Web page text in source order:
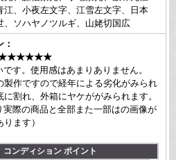
江、小夜左文字、江雪左文字、日本
、ソハヤノツルギ、山姥切国広
★★★★★★
す。使用感はあまりありません。
製作ですので経年による劣化がみられ
に割れ、外箱にヤケががみられます。
実際の商品と全部また一部はの画像が
ます）
コンディション ポイント